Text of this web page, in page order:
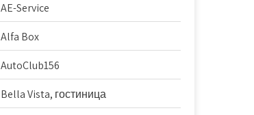
AE-Service
Alfa Box
AutoClub156
Bella Vista, гостиница